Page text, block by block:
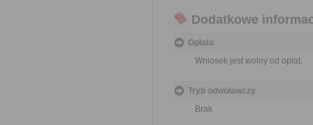
Dodatkowe
Opłata
Wniosek jest wolny od opłat.
Tryb odwoławczy
Brak